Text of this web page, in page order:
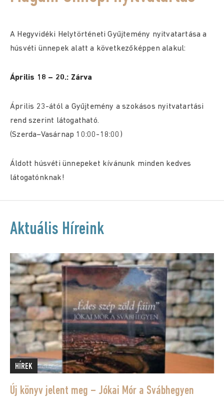
A Hegyvidéki Helytörténeti Gyűjtemény nyitvatartása a
húsvéti ünnepek alatt a következőképpen alakul:
Április 18 – 20.: Zárva
Április 23-ától a Gyűjtemény a szokásos nyitvatartási
rend szerint látogatható.
(Szerda–Vasárnap 10:00-18:00)
Áldott húsvéti ünnepeket kívánunk minden kedves
látogatónknak!
Aktuális Híreink
HÍREK
Új könyv jelent meg – Jókai Mór a Svábhegyen